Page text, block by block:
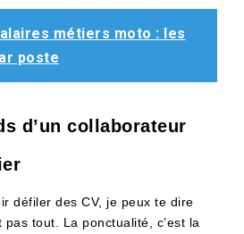
métiers moto : les
poste
d’un collaborateur
défiler des CV, je peux te dire
tout. La ponctualité, c’est la